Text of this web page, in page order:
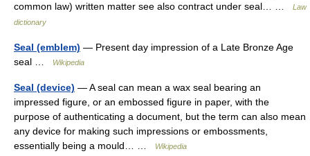
common law) written matter see also contract under seal… …
Law
dictionary
Seal (emblem) — Present day impression of a Late Bronze Age
seal …
Wikipedia
Seal (device) — A seal can mean a wax seal bearing an
impressed figure, or an embossed figure in paper, with the
purpose of authenticating a document, but the term can also mean
any device for making such impressions or embossments,
essentially being a mould… …
Wikipedia